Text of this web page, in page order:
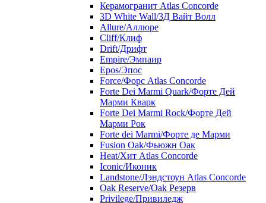
Керамогранит Atlas Concorde
3D White Wall/3Д Вайт Волл
Allure/Аллюрe
Cliff/Клиф
Drift/Дрифт
Empire/Эмпаир
Epos/Эпос
Force/Фoрс Atlas Concorde
Forte Dei Marmi Quark/Форте Дей
Марми Кварк
Forte Dei Marmi Rock/Форте Дей
Марми Рок
Forte dei Marmi/Форте де Марми
Fusion Oak/Фьюжн Оак
Heat/Xит Atlas Concorde
Iconic/Иконик
Landstone/Лэндстоун Atlas Concorde
Oak Reserve/Оak Резepв
Privilege/Привиледж